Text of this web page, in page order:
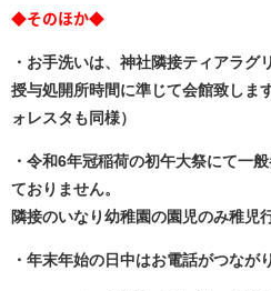
◆そのほか◆
・お手洗いは、神社隣接ティアラグ
授与処開所時間に準じて会館致しま
ォレスタも同様）
・令和6年冠稲荷の初午大祭にて一
ておりません。
隣接のいなり幼稚園の園児のみ稚児
・年末年始の日中はお電話がつなが